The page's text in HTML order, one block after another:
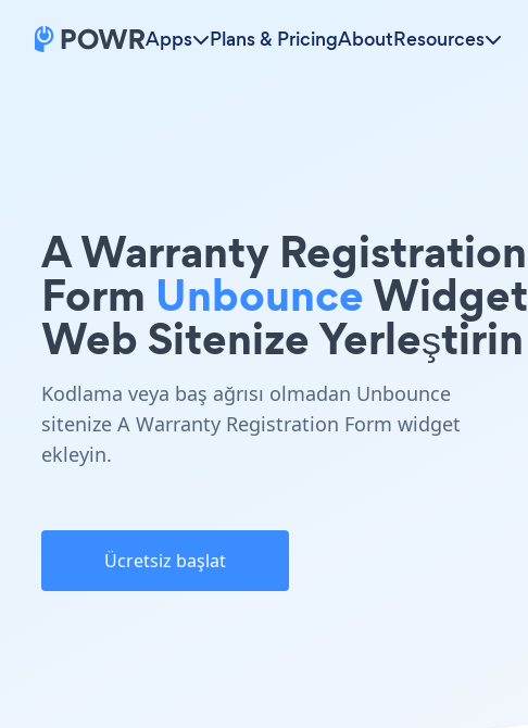
Apps Plans & PricingAboutResources
A Warranty Registration
Form UnbounceWidget
Web Sitenize Yerleştirin
Kodlama veya baş ağrısı olmadan Unbounce
sitenize A Warranty Registration Form widget
ekleyin.
Ücretsiz başlat